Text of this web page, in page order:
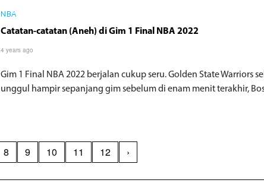
NBA
Catatan-catatan (Aneh) di Gim 1 Final NBA 2022
4 years ago
Gim 1 Final NBA 2022 berjalan cukup seru. Golden State Warriors
unggul hampir sepanjang gim sebelum di enam menit terakhir,
8 9 10 11 12 ›